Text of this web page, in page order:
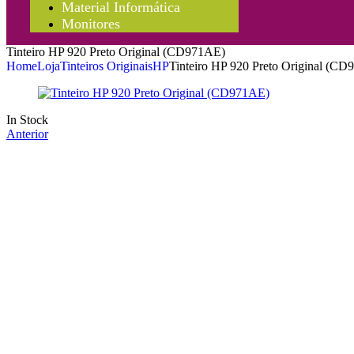
Material Informática
Monitores
Tinteiro HP 920 Preto Original (CD971AE)
HomeLojaTinteiros OriginaisHPTinteiro HP 920 Preto Original
In Stock
Anterior